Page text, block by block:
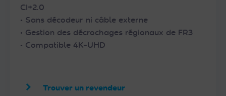
CI+2.0
• Sans décodeur ni câble externe
• Gestion des décrochages régionaux de FR3
• Compatible 4K-UHD
Trouver un revendeur